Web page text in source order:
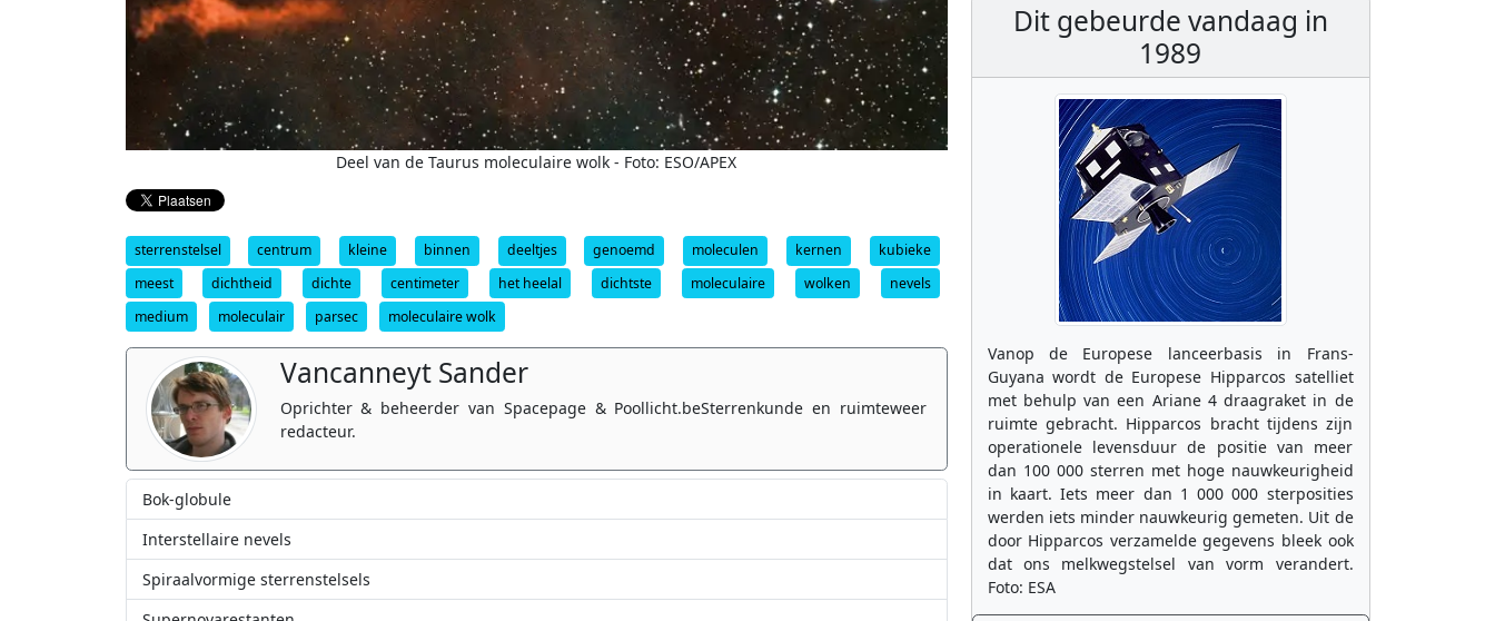
Deel van de Taurus moleculaire wolk - Foto: ESO/APEX
sterrenstelsel centrum kleine binnen deeltjes genoemd moleculen kernen
kubieke
meest
dichtheid dichte centimeter het heelal dichtste moleculaire wolken
nevels
medium
moleculair parsec moleculaire wolk
Vancanneyt Sander
Oprichter & beheerder van Spacepage & Poollicht.beSterrenkunde en ruimteweer
redacteur.
Bok-globule
Interstellaire nevels
Spiraalvormige sterrenstelsels
Dit gebeurde vandaag in
1989
Vanop de Europese lanceerbasis in Frans-
Guyana wordt de Europese Hipparcos satelliet
met behulp van een Ariane 4 draagraket in de
ruimte gebracht. Hipparcos bracht tijdens zijn
operationele levensduur de positie van meer
dan 100 000 sterren met hoge nauwkeurigheid
in kaart. Iets meer dan 1 000 000 sterposities
werden iets minder nauwkeurig gemeten. Uit de
door Hipparcos verzamelde gegevens bleek ook
dat ons melkwegstelsel van vorm verandert.
Foto: ESA